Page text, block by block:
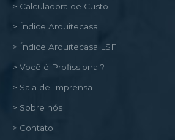
> Calculadora de Custo
> Índice Arquitecasa
> Índice Arquitecasa LSF
> Você é Profissional?
> Sala de Imprensa
> Sobre nós
> Contato